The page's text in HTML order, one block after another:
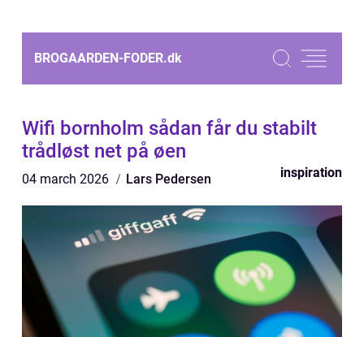
BROGAARDEN-FODER.dk
Wifi bornholm sådan får du stabilt
trådløst net på øen
04 march 2026 Lars Pedersen inspiration